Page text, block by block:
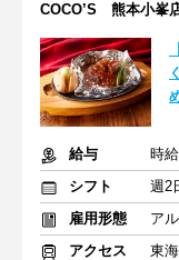
COCO’S 熊本小峯
給与
時
シフト
週2
雇用形態
ア
アクセス
東